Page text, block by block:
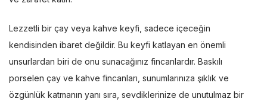
Lezzetli bir çay veya kahve keyfi, sadece içeceğin
kendisinden ibaret değildir. Bu keyfi katlayan en önemli
unsurlardan biri de onu sunacağınız fincanlardır. Baskılı
porselen çay ve kahve fincanları, sunumlarınıza şıklık ve
özgünlük katmanın yanı sıra, sevdiklerinize de unutulmaz bir